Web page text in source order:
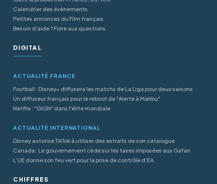
Calendrier des événements
Petites annonces du Film français
Besoin d'aide ? Foire aux questions
DIGITAL
ACTUALITÉ FRANCE
Football : Disney+ diffusera les matchs de La Liga pour deux saisons
Un diffuseur français pour le reboot de "Alerte à Malibu"
Netflix : "GIGN" dans l'élite mondiale
ACTUALITÉ INTERNATIONAL
Disney autorise TikTok à utiliser des extraits de son catalogue
Canada : Le gouvernement cède sur les taxes imposées aux Gafan
L’UE donne son feu vert pour la prise de contrôle d’EA
CHIFFRES